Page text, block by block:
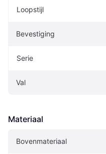
Loopstijl
Bevestiging
Serie
Val
Materiaal
Bovenmateriaal